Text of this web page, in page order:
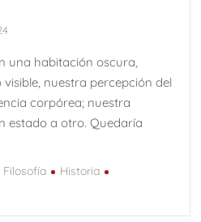
una habitación oscura,
nuestra percepción del
corpórea; nuestra
estado a otro. Quedaría
Filosofía
Historia